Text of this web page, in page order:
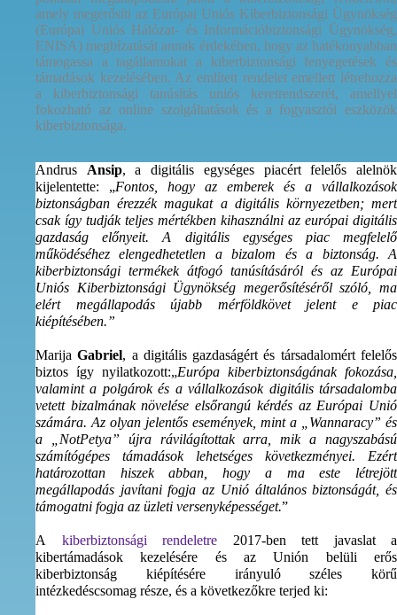
amely megerősíti az Európai Uniós Kiberbiztonsági Ügynökség
(Európai Uniós Hálózat- és Információbiztonsági Ügynökség,
ENISA) megbízatását annak érdekében, hogy az hatékonyabban
támogassa a tagállamokat a kiberbiztonsági fenyegetések és
támadások kezelésében. Az említett rendelet emellett létrehozza
a kiberbiztonsági tanúsítás uniós keretrendszerét, amellyel
fokozható az online szolgáltatások és a fogyasztói eszközök
kiberbiztonsága.
Andrus Ansip, a digitális egységes piacért felelős alelnök
kijelentette: „Fontos, hogy az emberek és a vállalkozások
biztonságban érezzék magukat a digitális környezetben; mert
csak így tudják teljes mértékben kihasználni az európai digitális
gazdaság előnyeit. A digitális egységes piac megfelelő
működéséhez elengedhetetlen a bizalom és a biztonság. A
kiberbiztonsági termékek átfogó tanúsításáról és az Európai
Uniós Kiberbiztonsági Ügynökség megerősítéséről szóló, ma
elért megállapodás újabb mérföldkövet jelent e piac
kiépítésében.”
MarijaGabriel, a digitális gazdaságért és társadalomért felelős
biztos így nyilatkozott:„Európa kiberbiztonságának fokozása,
valamint a polgárok és a vállalkozások digitális társadalomba
vetett bizalmának növelése elsőrangú kérdés az Európai Unió
számára. Az olyan jelentős események, mint a „Wannaracy” és
a „NotPetya” újra rávilágítottak arra, mik a nagyszabású
számítógépes támadások lehetséges következményei. Ezért
határozottan hiszek abban, hogy a ma este létrejött
megállapodás javítani fogja az Unió általános biztonságát, és
támogatni fogja az üzleti versenyképességet.”
A kiberbiztonsági rendeletre 2017-ben tett javaslat a
kibertámadások kezelésére és az Unión belüli erős
kiberbiztonság kiépítésére irányuló széles körű
intézkedéscsomag része, és a következőkre terjed ki: